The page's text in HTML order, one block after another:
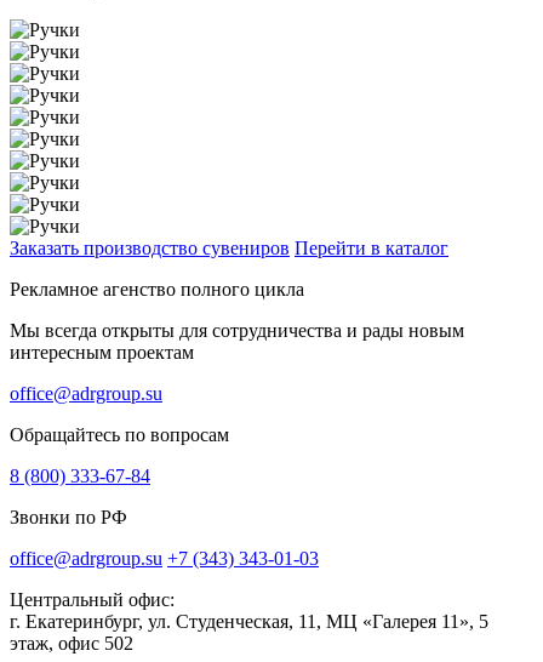
Заказать производство сувениров Перейти в каталог
Рекламное агенство полного цикла
Мы всегда открыты для сотрудничества и рады новым
интересным проектам
office@adrgroup.su
Обращайтесь по вопросам
8 (800) 333-67-84
Звонки по РФ
office@adrgroup.su +7 (343) 343-01-03
Центральный офис:
г. Екатеринбург, ул. Студенческая, 11, МЦ «Галерея 11», 5
этаж, офис 502